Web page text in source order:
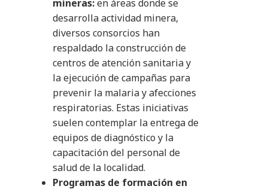
mineras:en áreas donde se
desarrolla actividad minera,
diversos consorcios han
respaldado la construcción de
centros de atención sanitaria y
la ejecución de campañas para
prevenir la malaria y afecciones
respiratorias. Estas iniciativas
suelen contemplar la entrega de
equipos de diagnóstico y la
capacitación del personal de
salud de la localidad.
Programas de formación en